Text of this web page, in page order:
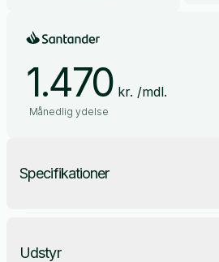
1.470 kr. /mdl.
Månedlig ydelse
Specifikationer
Udstyr